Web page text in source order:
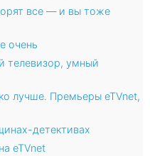
все — и вы тоже
очень
телевизор, умный
лучше. Премьеры eTVnet,
детективах
eTVnet